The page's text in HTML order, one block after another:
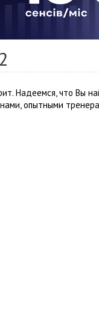
Надеемся, что Вы
опытными